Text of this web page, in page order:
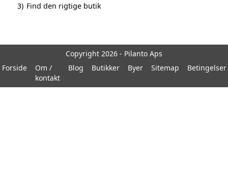
3) Find den rigtige butik
Copyright 2026 - Pilanto Aps
Forside
Om /
kontakt
Blog Butikker Byer Sitemap Betingelser